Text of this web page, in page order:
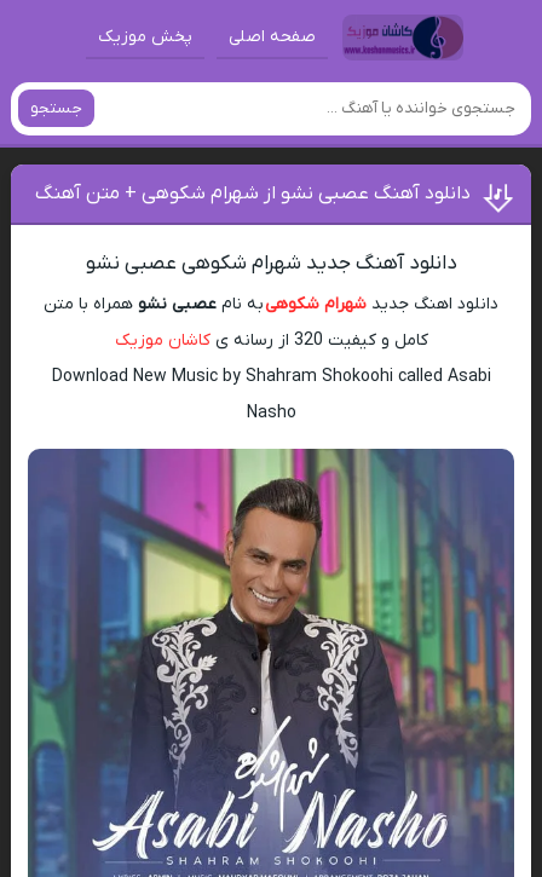
صفحه اصلی پخش موزیک
جستجو
دانلود آهنگ عصبی نشو از شهرام شکوهی + متن آهنگ
دانلود آهنگ جدید شهرام شکوهی عصبی نشو
دانلود اهنگ جدید شهرام شکوهیبه نام عصبی نشو همراه با متن
کامل و کیفیت 320 از رسانه ی
کاشان موزیک
Download New Music by Shahram Shokoohi called Asabi
Nasho